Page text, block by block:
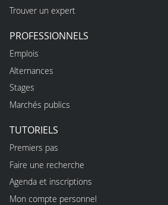
Trouver un expert
PROFESSIONNELS
Emplois
Alternances
Stages
Marchés publics
TUTORIELS
Premiers pas
Faire une recherche
Agenda et inscriptions
Mon compte personnel